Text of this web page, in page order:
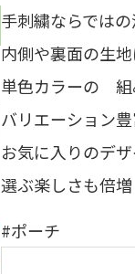
手刺繍ならでは
内側や裏面の生
単色カラーの 組
バリエーション
お気に入りのデ
選ぶ楽しさも倍増
#ポーチ